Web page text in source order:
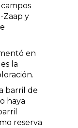
Zaap y
en
la
barril de
haya
reserva